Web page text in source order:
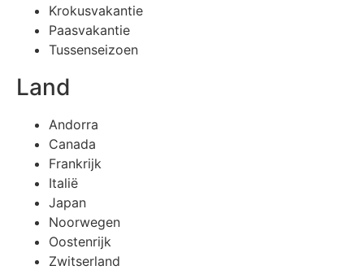
Krokusvakantie
Paasvakantie
Tussenseizoen
Land
Andorra
Canada
Frankrijk
Italië
Japan
Noorwegen
Oostenrijk
Zwitserland